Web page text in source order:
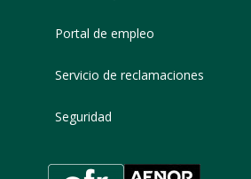
Portal de empleo
Servicio de reclamaciones
Seguridad